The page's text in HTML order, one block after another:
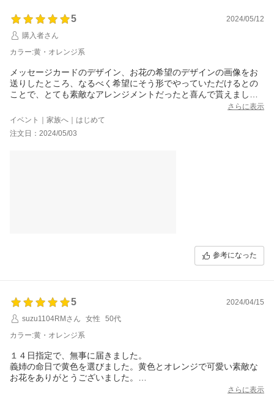
5
2024/05/12
購入者さん
カラー:黄・オレンジ系
メッセージカードのデザイン、お花の希望のデザインの画像をお
送りしたところ、なるべく希望にそう形でやっていただけるとの
ことで、とても素敵なアレンジメントだったと喜んで貰えました
さらに表示
イベント｜家族へ｜はじめて
注文日：2024/05/03
参考になった
5
2024/04/15
suzu1104RMさん
女性
50代
カラー:黄・オレンジ系
１４日指定で、無事に届きました。
義姉の命日で黄色を選びました。黄色とオレンジで可愛い素敵な
お花をありがとうございました。
さらに表示